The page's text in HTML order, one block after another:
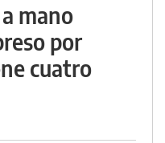
mano
por
cuatro